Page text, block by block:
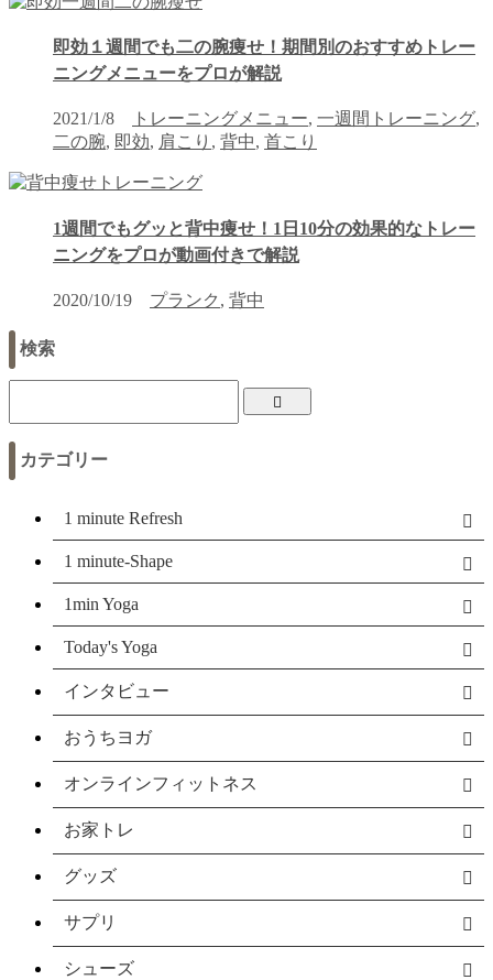
即効１週間でも二の腕痩せ！期間別のおすすめトレー
ニングメニューをプロが解説
2021/1/8 トレーニングメニュー, 一週間トレーニング,
二の腕, 即効, 肩こり , 背中, 首こり
1週間でもグッと背中痩せ！1日10分の効果的なトレー
ニングをプロが動画付きで解説
2020/10/19 プランク , 背中
検索
カテゴリー
1 minute Refresh
1 minute-Shape
1min Yoga
Today's Yoga
インタビュー
おうちヨガ
オンラインフィットネス
お家トレ
グッズ
サプリ
シューズ